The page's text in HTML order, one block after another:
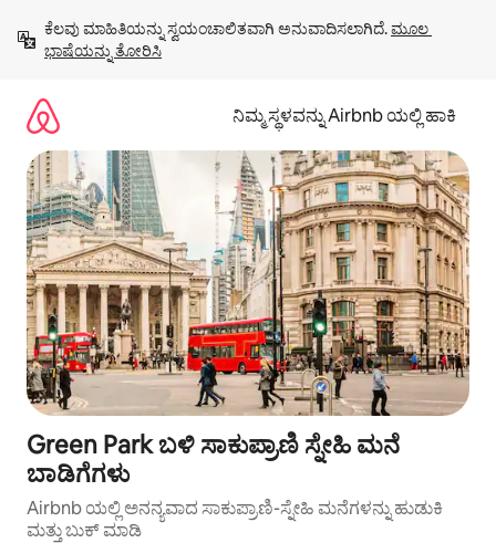
ಹೋಗಿ
ಕೆಲವು ಮಾಹಿತಿಯನ್ನು ಸ್ವಯಂಚಾಲಿತವಾಗಿ ಅನುವಾದಿಸಲಾಗಿದೆ. ಮೂಲ
ಭಾಷೆಯನ್ನು ತೋರಿಸಿ
ನಿಮ್ಮ ಸ್ಥಳವನ್ನು Airbnb ಯಲ್ಲಿ ಹಾಕಿ
Green Park ಬಳಿ ಸಾಕುಪ್ರಾಣಿ ಸ್ನೇಹಿ ಮನೆ
ಬಾಡಿಗೆಗಳು
Airbnb ಯಲ್ಲಿ ಅನನ್ಯವಾದ ಸಾಕುಪ್ರಾಣಿ-ಸ್ನೇಹಿ ಮನೆಗಳನ್ನು ಹುಡುಕಿ
ಮತ್ತು ಬುಕ್ ಮಾಡಿ